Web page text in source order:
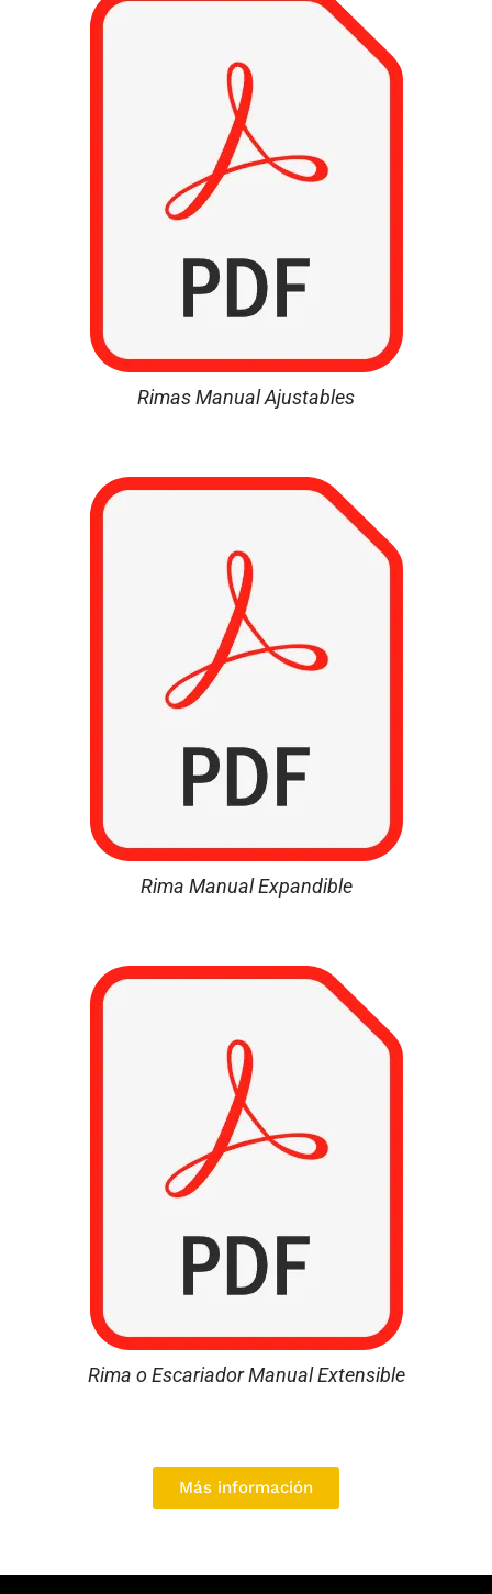
Rimas Manual Ajustables
Rima Manual Expandible
Rima o Escariador Manual Extensible
Más información